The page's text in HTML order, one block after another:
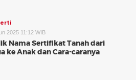
2025 11:12 WIB
Nama Sertifikat Tanah dari
ke Anak dan Cara-caranya